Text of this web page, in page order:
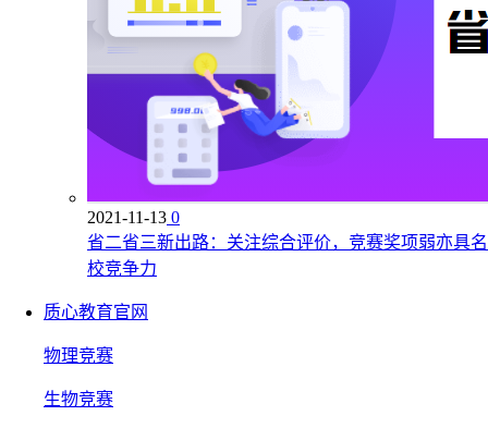
2021-11-13 0
省二省三新出路：关注综合评价，竞赛奖项弱亦具名
校竞争力
质心教育官网
物理竞赛
生物竞赛